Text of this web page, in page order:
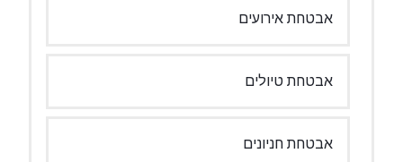
אבטחת אירועים
אבטחת טיולים
אבטחת חניונים